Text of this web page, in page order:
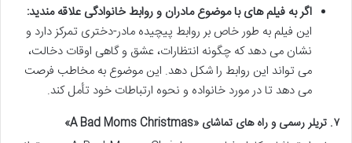
اگر به فیلم های با موضوع مادران و روابط خانوادگی علاقه مندید:
این فیلم به طور خاص بر روابط پیچیده مادر-دختری تمرکز دارد و
نشان می دهد که چگونه انتظارات، عشق و گاهی اوقات دخالت،
می تواند این روابط را شکل دهد. این موضوع به مخاطب فرصت
می دهد تا در مورد خانواده و نحوه ارتباطات خود تأمل کند.
۷. تریلر رسمی و راه های تماشای «A Bad Moms Christmas»